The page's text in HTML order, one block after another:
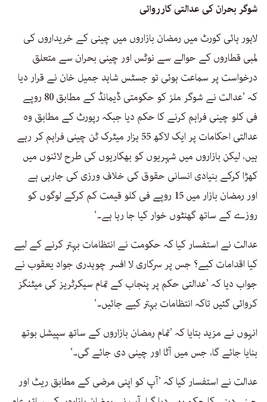
شوگر بحران کی عدالتی کارروائی
لاہور ہائی کورٹ میں رمضان بازاروں میں چینی کے خریداروں کی
لمبی قطاروں کے حوالے سے نوٹس اور چینی بحران سے متعلق
درخواست پر سماعت ہوئی تو جسٹس شاہد جمیل خان نے قرار دیا
کہ ’عدالت نے شوگر ملز کو حکومتی ڈیمانڈ کے مطابق 80 روپے
فی کلو چینی فراہم کرنے کا حکم دیا جبکہ رپورٹ کے مطابق وہ
عدالتی احکامات پر ایک لاکھ 55 ہزار میٹرک ٹن چینی فراہم کر رہے
ہیں، لیکن بازاروں میں شہریوں کو بھکاریوں کی طرح لائنوں میں
کھڑا کرکے بنیادی انسانی حقوق کی خلاف ورزی کی جارہی ہے
اور رمضان بازار میں 15 روپے فی کلو قیمت کم کرکے لوگوں کو
روزے کے ساتھ گھنٹوں خوار کیا جا رہا ہے۔‘
عدالت نے استفسار کیا کہ حکومت نے انتظامات بہتر کرنے کے لیے
کیا اقدامات کیے؟ جس پر سرکاری لا افسر چوہدری جواد یعقوب نے
جواب دیا کہ ’عدالتی حکم پر پنجاب کے تمام سیکرٹریز کی میٹنگز
کروائی گئیں تاکہ انتظامات بہتر کیے جائیں۔‘
انہوں نے مزید بتایا کہ ’تمام رمضان بازاروں کے ساتھ سپیشل بوتھ
بنایا جائے گا، جس میں آٹا اور چینی دی جائے گی۔‘
عدالت نے استفسار کیا کہ ’آپ کو اپنی مرضی کے مطابق ریٹ اور